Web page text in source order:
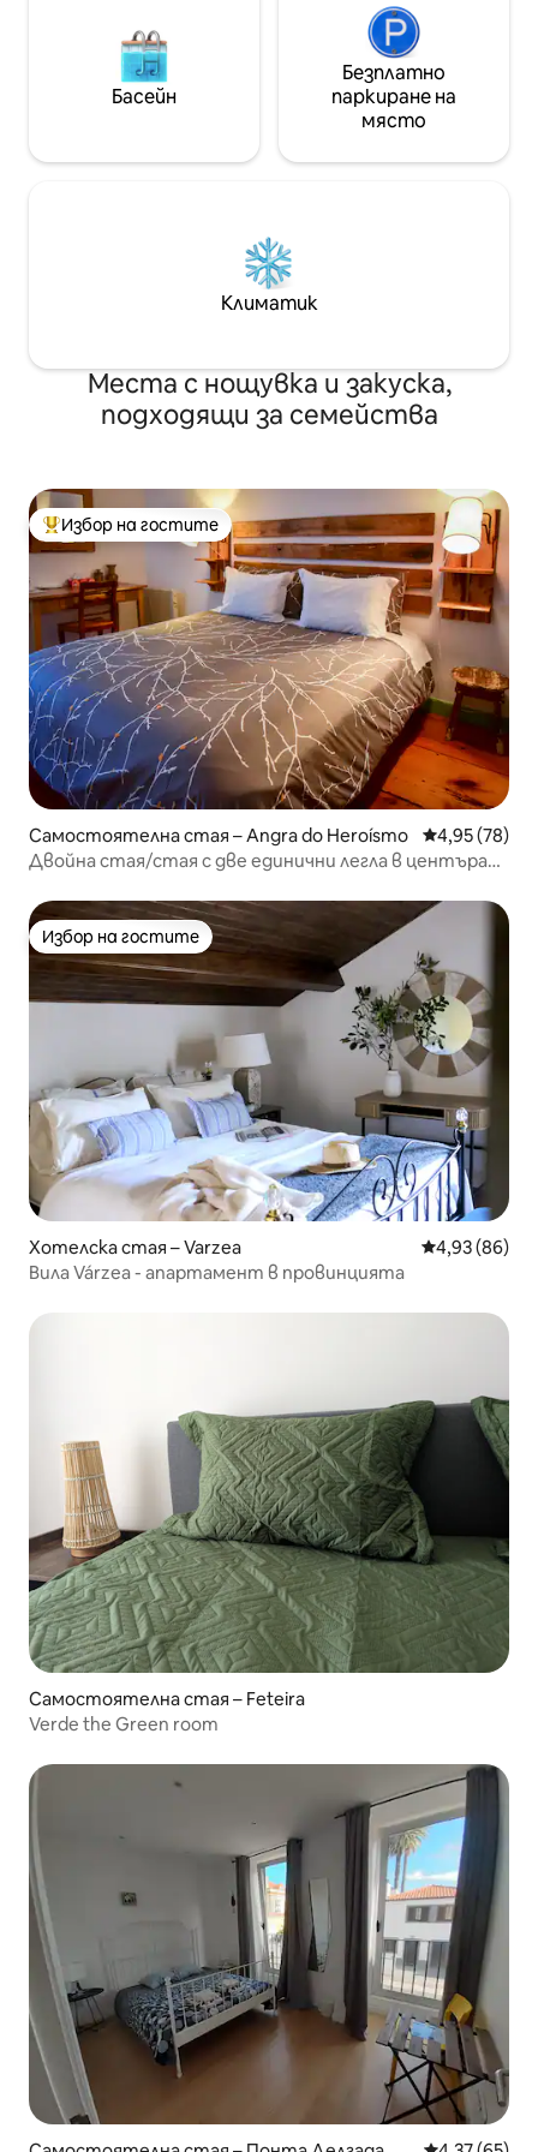
Басейн
Безплатно
паркиране на
място
Климатик
Места с нощувка и закуска,
подходящи за семейства
Най-популярен избор на гостите
Избор на гостите
Самостоятелна стая – Angra do Heroísmo Средна
4,95 (78)
Двойна стая/стая с две единични легла в центъра
Избор на гостите
Избор на гостите
Хотелска стая – Varzea Средна
4,93 (86)
Вила Várzea - апартамент в провинцията
Самостоятелна стая – Feteira
Verde the Green room